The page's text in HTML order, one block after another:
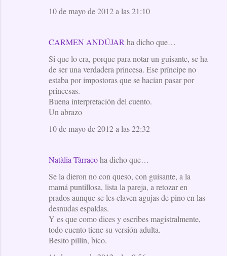
10 de mayo de 2012 a las 21:10
CARMEN ANDÚJAR ha dicho que…
Si que lo era, porque para notar un guisante, se ha
de ser una verdadera princesa. Ese príncipe no
estaba por impostoras que se hacían pasar por
princesas.
Buena interpretación del cuento.
Un abrazo
10 de mayo de 2012 a las 22:32
Natàlia Tàrracoha dicho que…
Se la dieron no con queso, con guisante, a la
mamá puntillosa, lista la pareja, a retozar en
prados aunque se les claven agujas de pino en las
desnudas espaldas.
Y es que como dices y escribes magistralmente,
todo cuento tiene su versión adulta.
Besito pillín, bico.